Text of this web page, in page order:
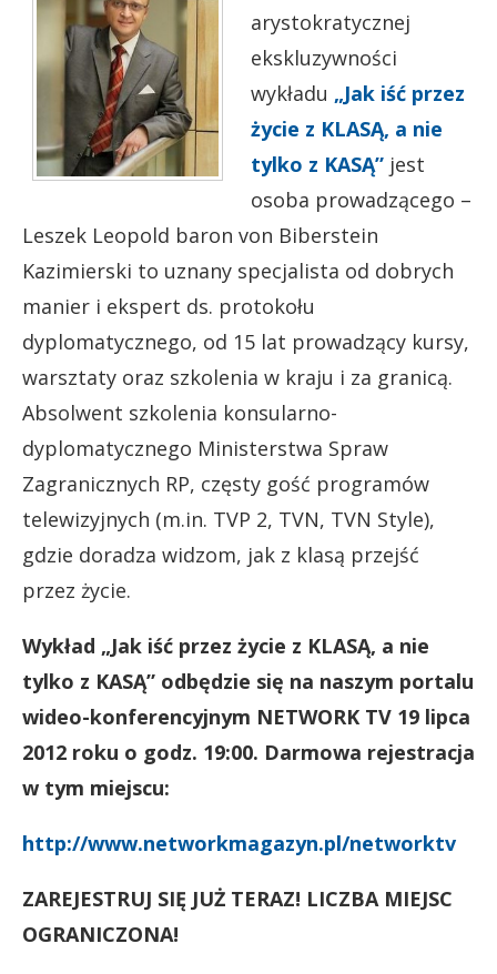
arystokratycznej
ekskluzywności
wykładu „Jak iść przez
życie z KLASĄ, a nie
tylko z KASĄ” jest
osoba prowadzącego –
Leszek Leopold baron von Biberstein
Kazimierski to uznany specjalista od dobrych
manier i ekspert ds. protokołu
dyplomatycznego, od 15 lat prowadzący kursy,
warsztaty oraz szkolenia w kraju i za granicą.
Absolwent szkolenia konsularno-
dyplomatycznego Ministerstwa Spraw
Zagranicznych RP, częsty gość programów
telewizyjnych (m.in. TVP 2, TVN, TVN Style),
gdzie doradza widzom, jak z klasą przejść
przez życie.
Wykład „Jak iść przez życie z KLASĄ, a nie
tylko z KASĄ” odbędzie się na naszym portalu
wideo-konferencyjnym NETWORK TV 19 lipca
2012 roku o godz. 19:00. Darmowa rejestracja
w tym miejscu:
http://www.networkmagazyn.pl/networktv
ZAREJESTRUJ SIĘ JUŻ TERAZ! LICZBA MIEJSC
OGRANICZONA!